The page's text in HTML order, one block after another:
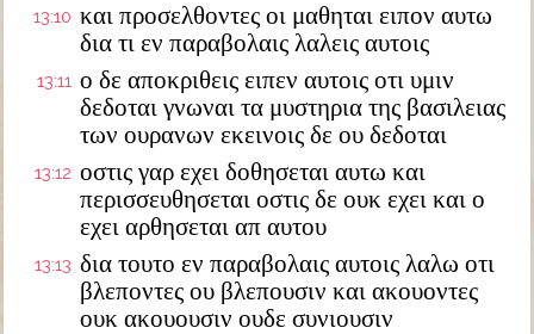
13:10 και προσελθοντες οι μαθηται ειπον αυτω
δια τι εν παραβολαις λαλεις αυτοις
13:11 ο δε αποκριθεις ειπεν αυτοις οτι υμιν
δεδοται γνωναι τα μυστηρια της βασιλειας
των ουρανων εκεινοις δε ου δεδοται
13:12 οστις γαρ εχει δοθησεται αυτω και
περισσευθησεται οστις δε ουκ εχει και ο
εχει αρθησεται απ αυτου
13:13 δια τουτο εν παραβολαις αυτοις λαλω οτι
βλεποντες ου βλεπουσιν και ακουοντες
ουκ ακουουσιν ουδε συνιουσιν